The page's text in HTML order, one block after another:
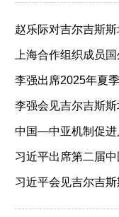
赵乐际对吉尔吉斯
上海合作组织成员
李强出席2025年夏
李强会见吉尔吉斯斯
中国—中亚机制促进
习近平出席第二届
习近平会见吉尔吉